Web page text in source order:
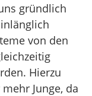
gründlich
von den
Hierzu
Junge, da